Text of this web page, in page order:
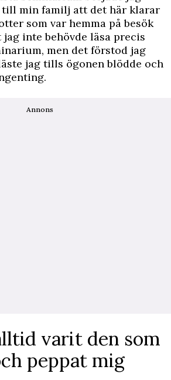
till min familj att det här klarar
som var hemma på besök
inte behövde läsa precis
men det förstod jag
jag tills ögonen blödde och
Annons
varit den som
peppat mig